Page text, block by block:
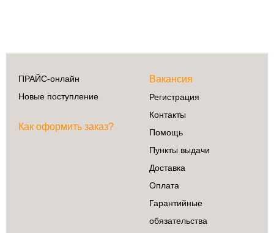
ПРАЙС-онлайн
Новые поступление
Как оформить заказ?
Вакансия
Регистрация
Контакты
Помощь
Пункты выдачи
Доставка
Оплата
Гарантийные
обязательства